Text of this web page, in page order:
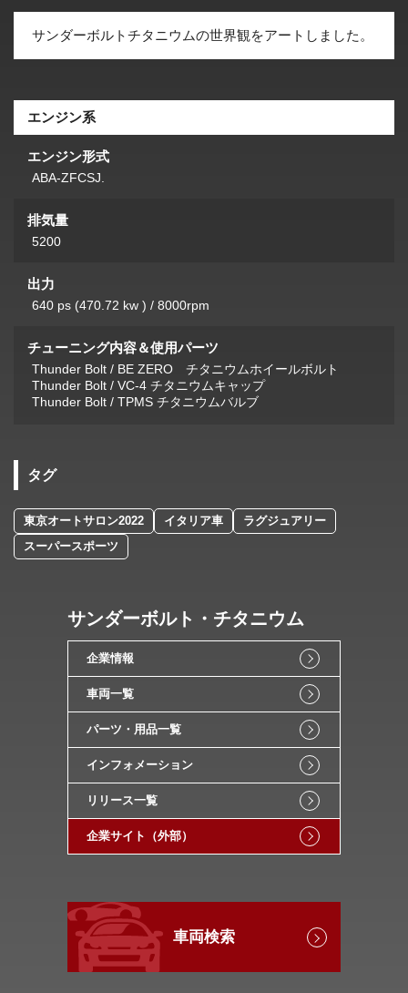
サンダーボルトチタニウムの世界観をアートしました。
エンジン系
エンジン形式
ABA-ZFCSJ.
排気量
5200
出力
640 ps (470.72 kw ) / 8000rpm
チューニング内容＆使用パーツ
Thunder Bolt / BE ZERO チタニウムホイールボルト
Thunder Bolt / VC-4 チタニウムキャップ
Thunder Bolt / TPMS チタニウムバルブ
タグ
東京オートサロン2022 イタリア車
ラグジュアリー
スーパースポーツ
サンダーボルト・チタニウム
企業情報
車両一覧
パーツ・用品一覧
インフォメーション
リリース一覧
企業サイト（外部）
車両検索